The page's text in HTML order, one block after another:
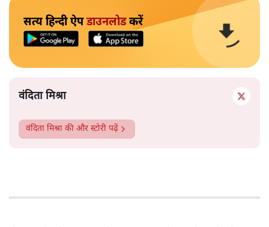
सत्य हिन्दी ऐपडाउनलोडकरें
वंदिता मिश्रा
वंदिता मिश्रा की और स्टोरी पढ़ें